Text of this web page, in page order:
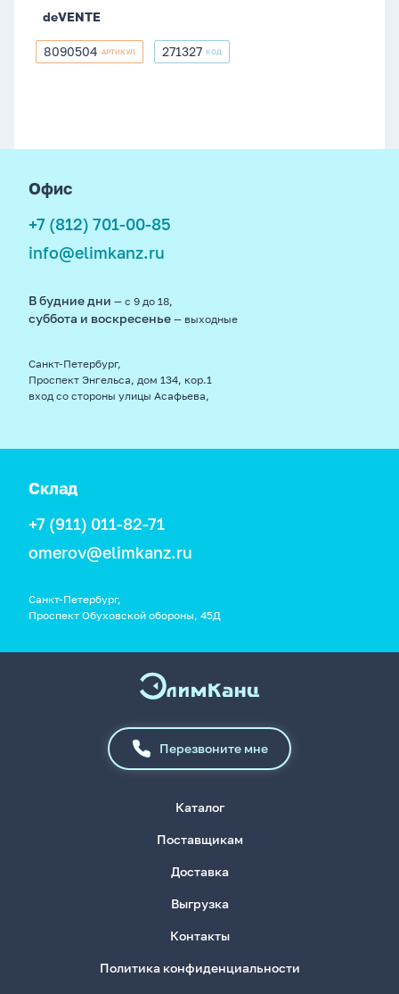
deVENTE
8090504
8090504 АРТИКУЛ 271327
271327 КОД
Офис
+7 (812) 701-00-85
info@elimkanz.ru
В будние дни — с 9 до 18,
суббота и воскресенье — выходные
Санкт-Петербург,
Проспект Энгельса, дом 134, кор.1
вход со стороны улицы Асафьева,
Склад
+7 (911) 011-82-71
omerov@elimkanz.ru
Санкт-Петербург,
Проспект Обуховской обороны, 45Д
Перезвоните мне
Каталог
Поставщикам
Доставка
Выгрузка
Контакты
Политика конфиденциальности